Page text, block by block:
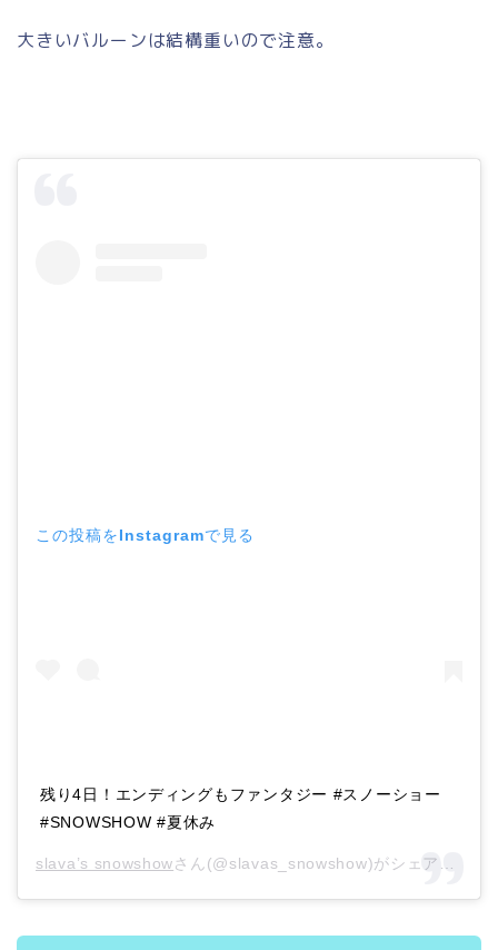
大きいバルーンは結構重いので注意。
この投稿をInstagramで見る
残り4日！エンディングもファンタジー #スノーショー
#SNOWSHOW #夏休み
slava’s snowshowさん(@slavas_snowshow)がシェアした投稿 –